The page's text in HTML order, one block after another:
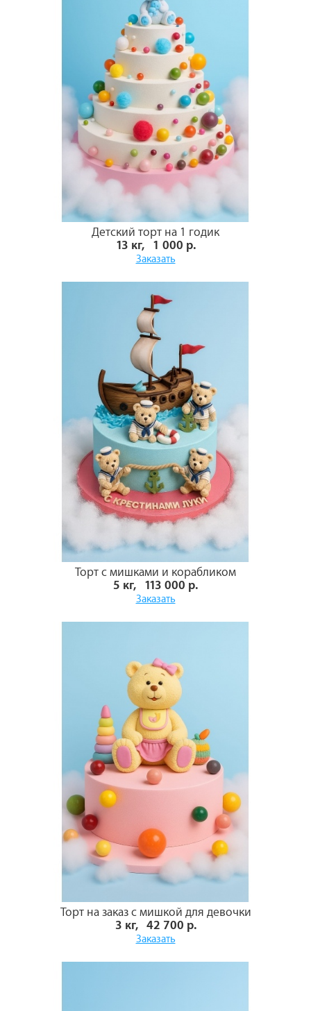
Детский торт на 1 годик
13 кг, 1 000 р.
Заказать
Торт с мишками и корабликом
5 кг, 113 000 р.
Заказать
Торт на заказ с мишкой для девочки
3 кг, 42 700 р.
Заказать